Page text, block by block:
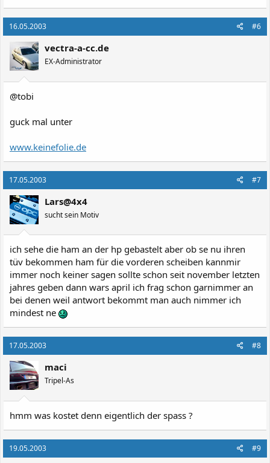
16.05.2003 #6
vectra-a-cc.de
EX-Administrator
@tobi
guck mal unter
www.keinefolie.de
17.05.2003 #7
Lars@4x4
sucht sein Motiv
ich sehe die ham an der hp gebastelt aber ob se nu ihren
tüv bekommen ham für die vorderen scheiben kannmir
immer noch keiner sagen sollte schon seit november letzten
jahres geben dann wars april ich frag schon garnimmer an
bei denen weil antwort bekommt man auch nimmer ich
mindest ne
17.05.2003 #8
maci
Tripel-As
hmm was kostet denn eigentlich der spass ?
19.05.2003 #9